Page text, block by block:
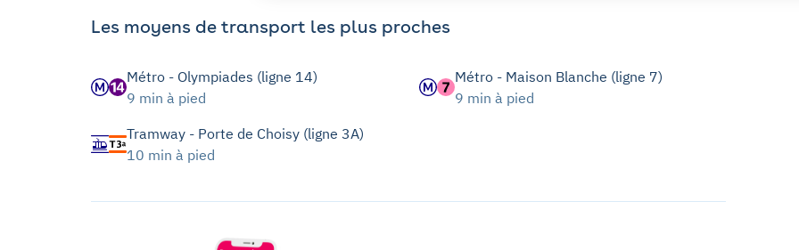
Les moyens de transport les plus proches
Métro - Olympiades (ligne 14)
9 min à pied
Métro - Maison Blanche (ligne 7)
9 min à pied
Tramway - Porte de Choisy (ligne 3A)
10 min à pied